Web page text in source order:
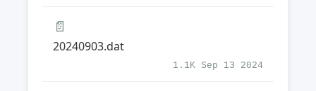
📄
20240903.dat
1.1K Sep 13 2024